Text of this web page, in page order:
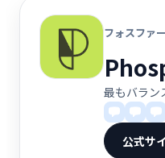
フォスファ
最もバラン
公式サ